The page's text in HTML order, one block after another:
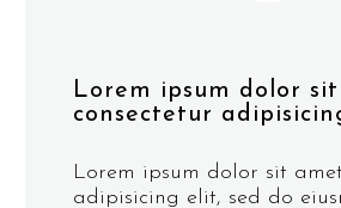
Lorem ipsum dolor sit
consectetur
Lorem ipsum dolor sit
adipisicing elit, sed do